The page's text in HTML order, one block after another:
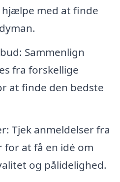
med at finde
Sammenlign
fra forskellige
at finde den bedste
Tjek anmeldelser fra
at få en idé om
og pålidelighed.